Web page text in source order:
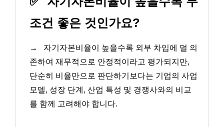
조건 좋은 것인가요?
→
자기자본비율이 높을수록 외부 차입에 덜 의
존하여 재무적으로 안정적이라고 평가되지만,
단순히 비율만으로 판단하기보다는 기업의 사업
모델, 성장 단계, 산업 특성 및 경쟁사와의 비교
를 함께 고려해야 합니다.